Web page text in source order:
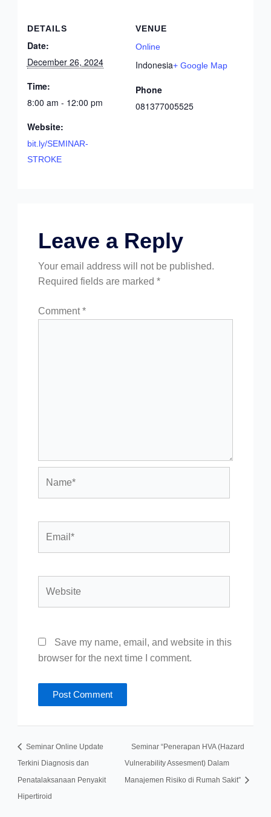
DETAILS
Date:
December 26, 2024
Time:
8:00 am - 12:00 pm
Website:
bit.ly/SEMINAR-
STROKE
VENUE
Online
Indonesia+ Google Map
Phone
081377005525
Leave a Reply
Your email address will not be published.
Required fields are marked *
Comment*
Save my name, email, and website in this
browser for the next time I comment.
Seminar Online Update
Terkini Diagnosis dan
Penatalaksanaan Penyakit
Hipertiroid
Seminar “Penerapan HVA (Hazard
Vulnerability Assesment) Dalam
Manajemen Risiko di Rumah Sakit”